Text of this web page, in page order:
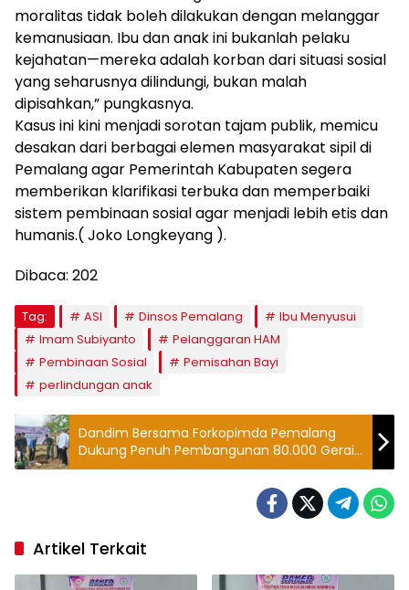
moralitas tidak boleh dilakukan dengan melanggar
kemanusiaan. Ibu dan anak ini bukanlah pelaku
kejahatan—mereka adalah korban dari situasi sosial
yang seharusnya dilindungi, bukan malah
dipisahkan,” pungkasnya.
Kasus ini kini menjadi sorotan tajam publik, memicu
desakan dari berbagai elemen masyarakat sipil di
Pemalang agar Pemerintah Kabupaten segera
memberikan klarifikasi terbuka dan memperbaiki
sistem pembinaan sosial agar menjadi lebih etis dan
humanis.( Joko Longkeyang ).
Dibaca: 202
Tag: ASI Dinsos Pemalang
Ibu Menyusui
Imam Subiyanto
Pelanggaran HAM
Pembinaan Sosial
Pemisahan Bayi
perlindungan anak
Dandim Bersama Forkopimda Pemalang
Dukung Penuh Pembangunan 80.000 Gerai
Koperasi Merah Putih
Artikel Terkait